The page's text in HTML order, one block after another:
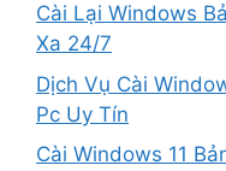
Cài Lại Windows
Xa 24/7
Dịch Vụ Cài
Pc Uy Tín
Cài Windows 11